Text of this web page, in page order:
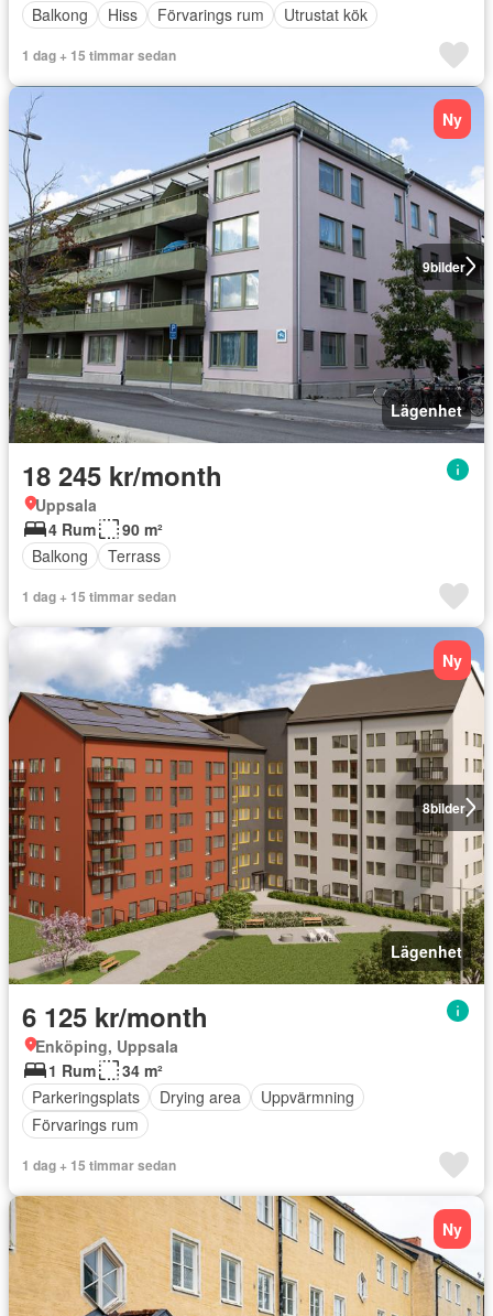
Balkong Hiss Förvarings rum Utrustat kök
1 dag + 15 timmar sedan
9bilder
Ny
Lägenhet
18 245 kr/month
Uppsala
4 Rum
90 m²
Balkong
Terrass
1 dag + 15 timmar sedan
8bilder
Ny
Lägenhet
6 125 kr/month
Enköping, Uppsala
1 Rum
34 m²
Parkeringsplats
Drying area
Uppvärmning
Förvarings rum
1 dag + 15 timmar sedan
Ny